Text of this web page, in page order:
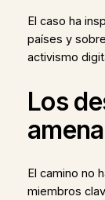
El caso ha
países y
activismo
Los
El camino no
miembros